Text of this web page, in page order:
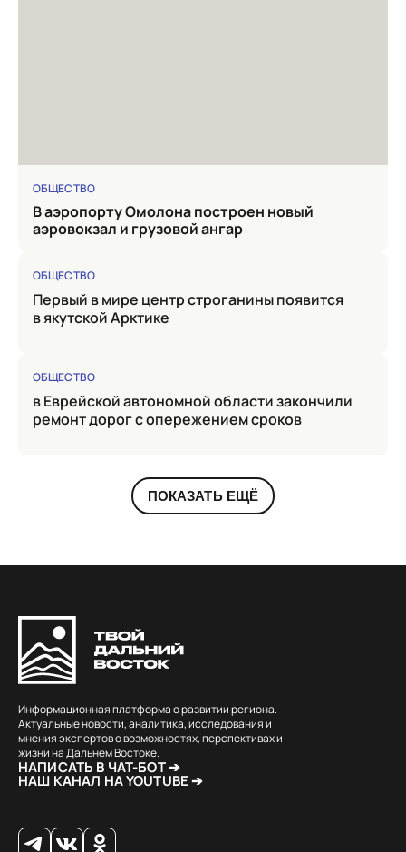
ОБЩЕСТВО
в аэропорту Омолона построен новый
аэровокзал и грузовой ангар
ОБЩЕСТВО
Первый в мире центр строганины появится
в якутской Арктике
ОБЩЕСТВО
в Еврейской автономной области закончили
ремонт дорог с опережением сроков
ПОКАЗАТЬ ЕЩЁ
Информационная платформа о развитии региона.
Актуальные новости, аналитика, исследования и
мнения экспертов о возможностях, перспективах и
жизни на Дальнем Востоке.
НАПИСАТЬ В ЧАТ-БОТ ➔
НАШ КАНАЛ НА YOUTUBE ➔